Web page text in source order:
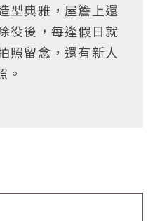
型典雅，屋簷上還
役後，每逢假日就
照留念，還有新人
。